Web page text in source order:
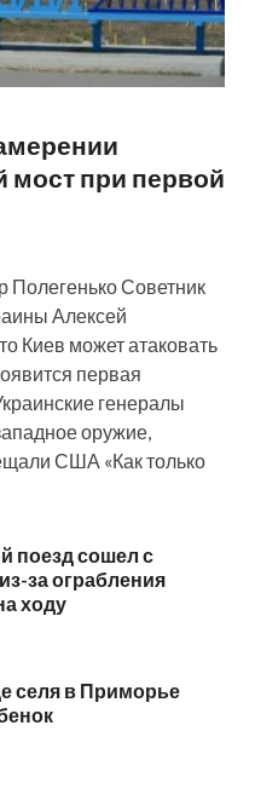
мост при первой
Советник
Алексей
Киев может атаковать
первая
генералы
оружие,
США «Как только
поезд сошел с
за ограбления
ходу
селя в Приморье